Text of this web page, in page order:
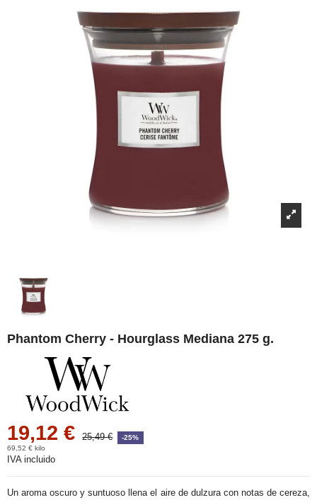
Phantom Cherry - Hourglass Mediana 275 g.
19,12 € 25,49 €
-25%
69,52 € kilo
IVA incluido
Un aroma oscuro y suntuoso llena el aire de dulzura con notas de cereza,